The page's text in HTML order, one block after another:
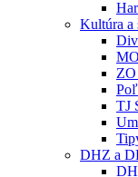
Kultúra a
ZO
TJ
DHZ a